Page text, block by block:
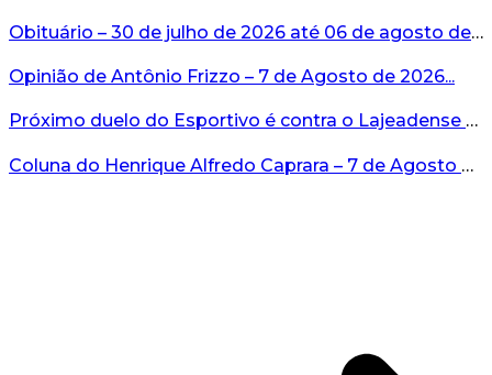
Obituário – 30 de julho de 2026 até 06 de agosto de 2026...
Opinião de Antônio Frizzo – 7 de Agosto de 2026...
Próximo duelo do Esportivo é contra o Lajeadense no domingo, 9 de agosto...
Coluna do Henrique Alfredo Caprara – 7 de Agosto de 2026...